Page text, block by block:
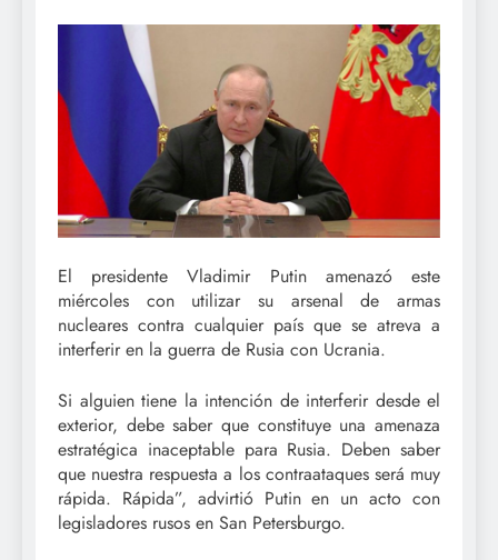
El presidente Vladimir Putin amenazó este
miércoles con utilizar su arsenal de armas
nucleares contra cualquier país que se atreva a
interferir en la guerra de Rusia con Ucrania.
Si alguien tiene la intención de interferir desde el
exterior, debe saber que constituye una amenaza
estratégica inaceptable para Rusia. Deben saber
que nuestra respuesta a los contraataques será muy
rápida. Rápida”, advirtió Putin en un acto con
legisladores rusos en San Petersburgo.